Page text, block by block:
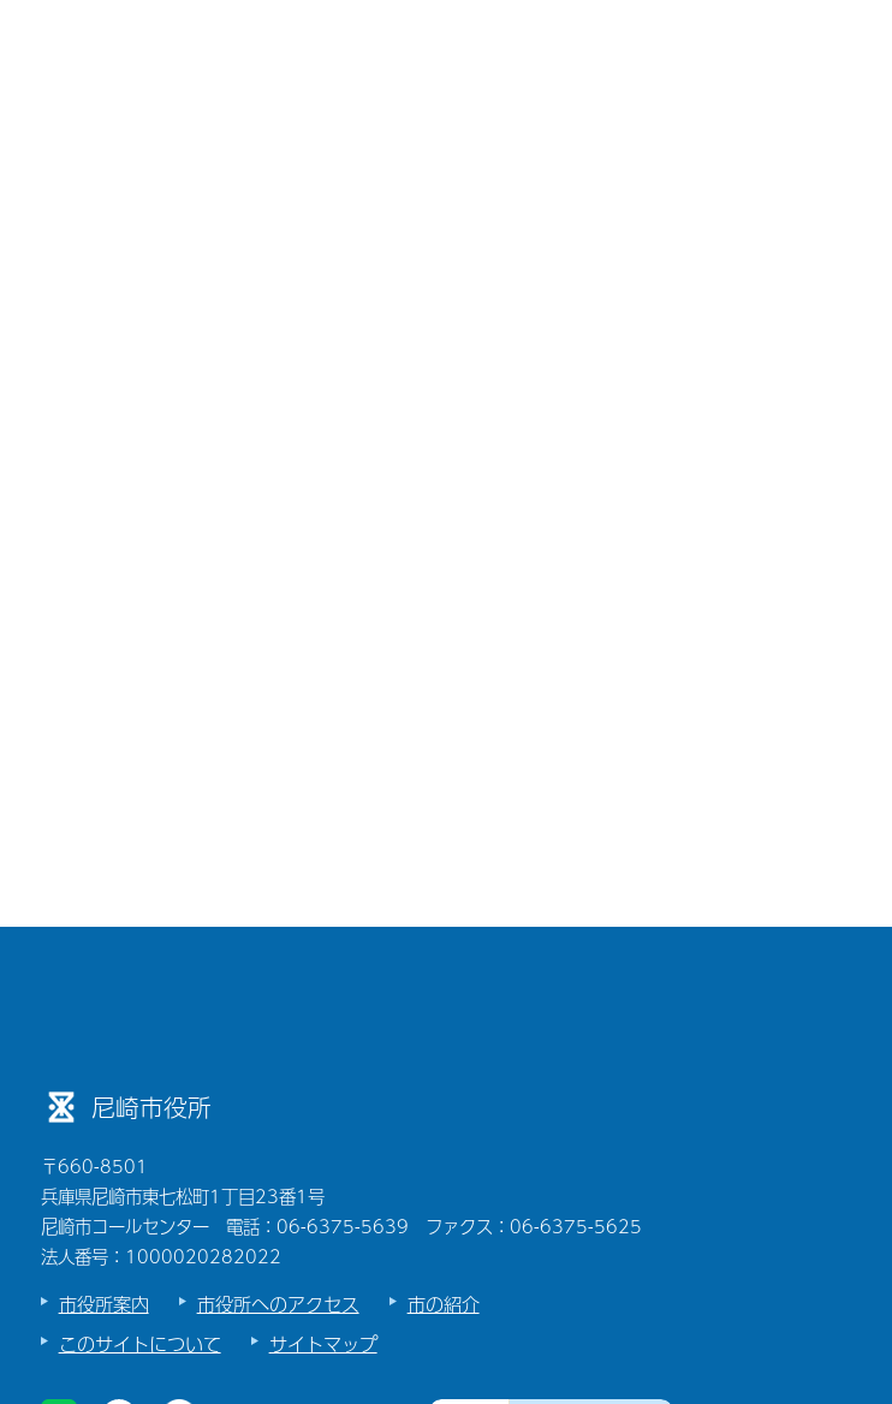
尼崎市役所
〒660-8501
兵庫県尼崎市東七松町1丁目23番1号
尼崎市コールセンター 電話：06-6375-5639 ファクス：06-6375-5625
法人番号：1000020282022
市役所案内 市役所へのアクセス
市の紹介
このサイトについて
サイトマップ